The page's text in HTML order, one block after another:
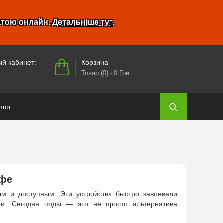
онлайн.Детальніше тут.
кабинет:
Корзина
Товар (0)- 0 Грн
и доступным. Эти устройства быстро завоевали
Сегодня поды — это не просто альтернатива